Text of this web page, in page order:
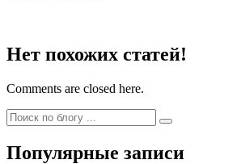
Нет похожих статей!
Comments are closed here.
Популярные записи